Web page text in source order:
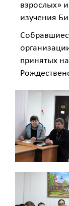
взрослых»
изучения
принятых